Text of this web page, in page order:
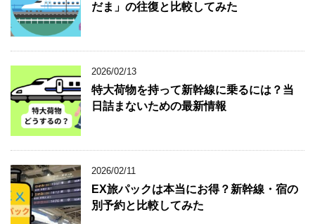
だま」の往復と比較してみた
2026/02/13
特大荷物を持って新幹線に乗るには？当
日詰まないための最新情報
2026/02/11
EX旅パックは本当にお得？新幹線・宿の
別予約と比較してみた